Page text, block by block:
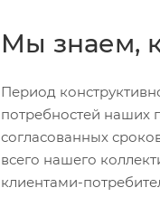
Мы знаем,
Период
потребностей наших
согласованных
всего нашего
клиентами-